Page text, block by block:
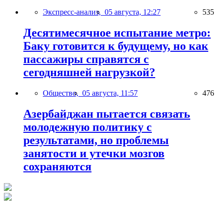
Экспресс-анализ, 05 августа, 12:27 535
Десятимесячное испытание метро:
Баку готовится к будущему, но как
пассажиры справятся с
сегодняшней нагрузкой?
Общество, 05 августа, 11:57 476
Азербайджан пытается связать
молодежную политику с
результатами, но проблемы
занятости и утечки мозгов
сохраняются